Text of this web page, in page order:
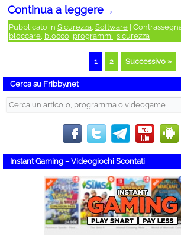
Continua a leggere→
Pubblicato in Sicurezza Software |
bloccare blocco programmi sicurezza
1 2 Successivo »
Cerca su Fribby.net
Instant Gaming – Videogiochi Scontati